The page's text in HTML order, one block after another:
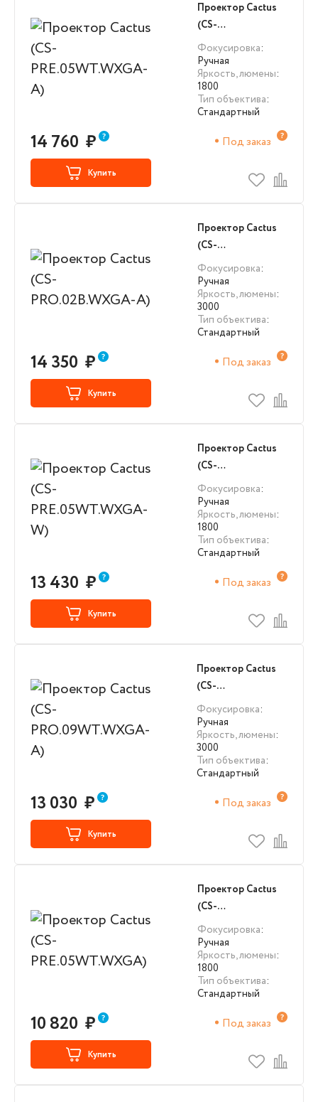
Проектор Cactus
(CS-
PRE.05WT.WXGA-
A)
Фокусировка:
Ручная
Яркость, люмены:
1800
Тип объектива:
Стандартный
14 760 ₽ Под заказ
Купить
Проектор Cactus
(CS-
PRO.02B.WXGA-A)
Фокусировка:
Ручная
Яркость, люмены:
3000
Тип объектива:
Стандартный
14 350 ₽ Под заказ
Купить
Проектор Cactus
(CS-
PRE.05WT.WXGA-
W)
Фокусировка:
Ручная
Яркость, люмены:
1800
Тип объектива:
Стандартный
13 430 ₽ Под заказ
Купить
Проектор Cactus
(CS-
PRO.09WT.WXGA-
A)
Фокусировка:
Ручная
Яркость, люмены:
3000
Тип объектива:
Стандартный
13 030 ₽ Под заказ
Купить
Проектор Cactus
(CS-
PRE.05WT.WXGA)
Фокусировка:
Ручная
Яркость, люмены:
1800
Тип объектива:
Стандартный
10 820 ₽ Под заказ
Купить